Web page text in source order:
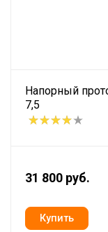
Напорный
7,5
31 800 руб.